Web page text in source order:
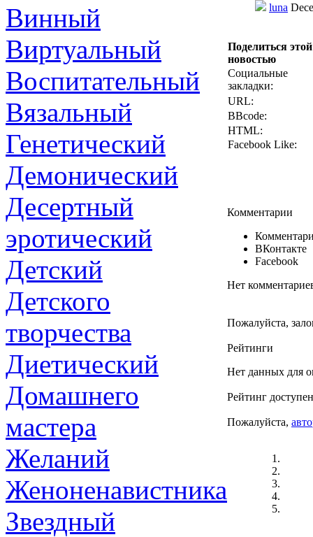
Винный
Виртуальный
Воспитательный
Вязальный
Генетический
Демонический
Десертный
эротический
Детский
Детского
творчества
Диетический
Домашнего
мастера
Желаний
Женоненавистника
Звездный
luna
Поделиться этой
новостью
Социальные
закладки:
URL:
BBcode:
HTML:
Facebook Like:
Комментарии
ВКонтакте
Facebook
Нет
Пожалуйста,
Рейтинги
Нет данных для
Рейтинг
Пожалуйста,